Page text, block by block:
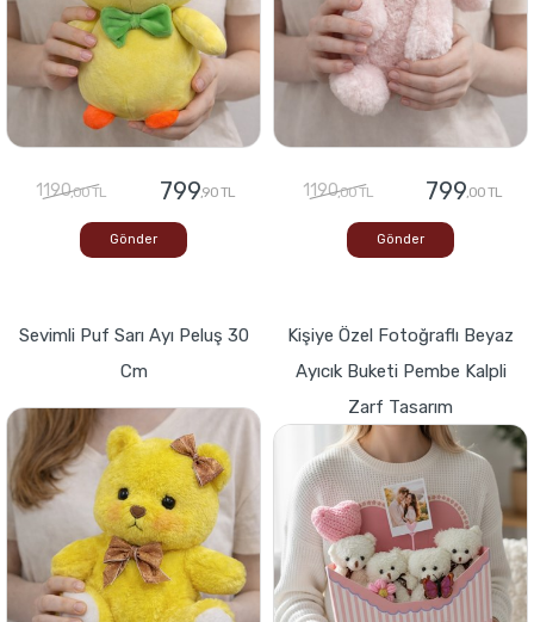
1190,00 TL 799,90 TL
Gönder
1190,00 TL 799,00 TL
Gönder
Sevimli Puf Sarı Ayı Peluş 30
Cm
Kişiye Özel Fotoğraflı Beyaz
Ayıcık Buketi Pembe Kalpli
Zarf Tasarım